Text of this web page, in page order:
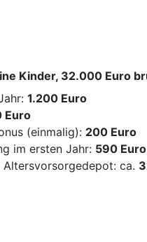
Kinder, 32.000 Euro
1.200 Euro
Euro
(einmalig): 200 Euro
im ersten Jahr: 590 Euro
ca.